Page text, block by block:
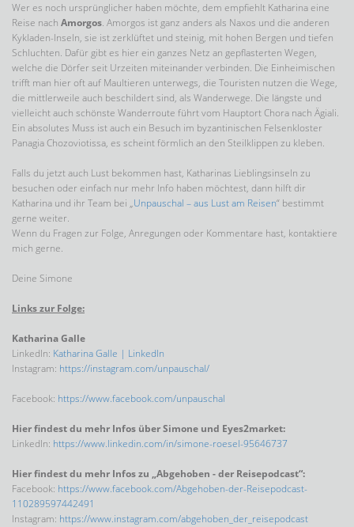
Wer es noch ursprünglicher haben möchte, dem empfiehlt Katharina eine
Reise nach Amorgos. Amorgos ist ganz anders als Naxos und die anderen
Kykladen-Inseln, sie ist zerklüftet und steinig, mit hohen Bergen und tiefen
Schluchten. Dafür gibt es hier ein ganzes Netz an gepflasterten Wegen,
welche die Dörfer seit Urzeiten miteinander verbinden. Die Einheimischen
trifft man hier oft auf Maultieren unterwegs, die Touristen nutzen die Wege,
die mittlerweile auch beschildert sind, als Wanderwege. Die längste und
vielleicht auch schönste Wanderroute führt vom Hauptort Chora nach Ägiali.
Ein absolutes Muss ist auch ein Besuch im byzantinischen Felsenkloster
Panagia Chozoviotissa, es scheint förmlich an den Steilklippen zu kleben.
Falls du jetzt auch Lust bekommen hast, Katharinas Lieblingsinseln zu
besuchen oder einfach nur mehr Info haben möchtest, dann hilft dir
Katharina und ihr Team bei „Unpauschal – aus Lust am Reisen“ bestimmt
gerne weiter.
Wenn du Fragen zur Folge, Anregungen oder Kommentare hast, kontaktiere
mich gerne.
Deine Simone
Links zur Folge:
Katharina Galle
LinkedIn: Katharina Galle | LinkedIn
Instagram: https://instagram.com/unpauschal/
Facebook: https://www.facebook.com/unpauschal
Hier findest du mehr Infos über Simone und Eyes2market:
LinkedIn: https://www.linkedin.com/in/simone-roesel-95646737
Hier findest du mehr Infos zu „Abgehoben - der Reisepodcast“:
Facebook: https://www.facebook.com/Abgehoben-der-Reisepodcast-
110289597442491
Instagram: https://www.instagram.com/abgehoben_der_reisepodcast